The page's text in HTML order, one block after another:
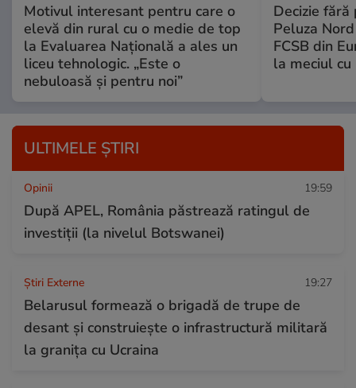
Motivul interesant pentru care o
elevă din rural cu o medie de top
la Evaluarea Națională a ales un
liceu tehnologic. „Este o
nebuloasă și pentru noi”
Decizie
Peluza
FCSB din
la meciul cu
ULTIMELE ȘTIRI
Opinii 19:59
După APEL, România păstrează ratingul de
investiții (la nivelul Botswanei)
Știri Externe 19:27
Belarusul formează o brigadă de trupe de
desant și construiește o infrastructură militară
la granița cu Ucraina